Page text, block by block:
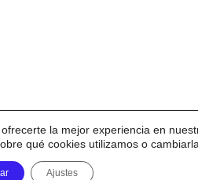
la mejor experiencia en
qué cookies utilizamos o
Ajustes